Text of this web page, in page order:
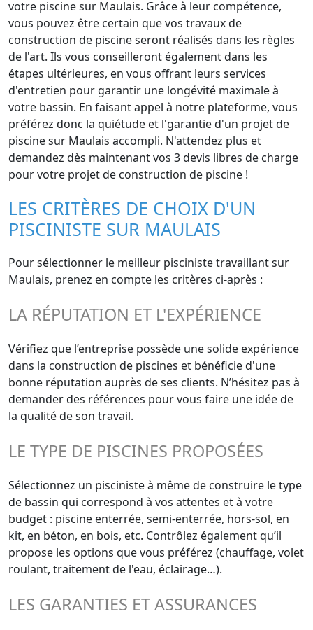
votre piscine sur Maulais. Grâce à leur compétence,
vous pouvez être certain que vos travaux de
construction de piscine seront réalisés dans les règles
de l'art. Ils vous conseilleront également dans les
étapes ultérieures, en vous offrant leurs services
d'entretien pour garantir une longévité maximale à
votre bassin. En faisant appel à notre plateforme, vous
préférez donc la quiétude et l'garantie d'un projet de
piscine sur Maulais accompli. N'attendez plus et
demandez dès maintenant vos 3 devis libres de charge
pour votre projet de construction de piscine !
LES CRITÈRES DE CHOIX D'UN
PISCINISTE SUR MAULAIS
Pour sélectionner le meilleur pisciniste travaillant sur
Maulais, prenez en compte les critères ci-après :
LA RÉPUTATION ET L'EXPÉRIENCE
Vérifiez que l’entreprise possède une solide expérience
dans la construction de piscines et bénéficie d'une
bonne réputation auprès de ses clients. N’hésitez pas à
demander des références pour vous faire une idée de
la qualité de son travail.
LE TYPE DE PISCINES PROPOSÉES
Sélectionnez un pisciniste à même de construire le type
de bassin qui correspond à vos attentes et à votre
budget : piscine enterrée, semi-enterrée, hors-sol, en
kit, en béton, en bois, etc. Contrôlez également qu’il
propose les options que vous préférez (chauffage, volet
roulant, traitement de l'eau, éclairage…).
LES GARANTIES ET ASSURANCES